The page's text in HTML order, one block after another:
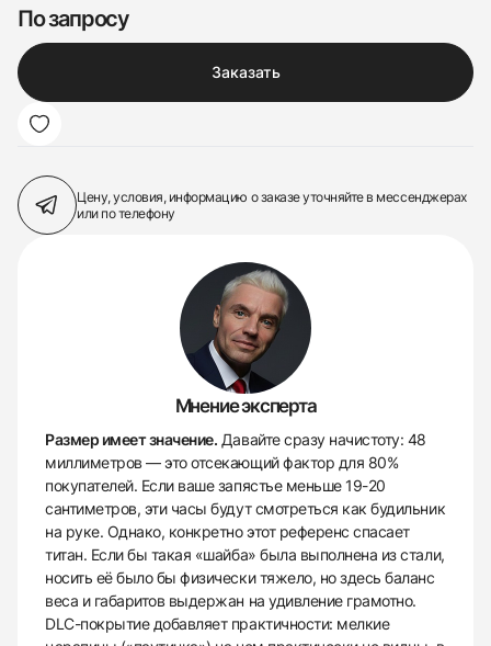
По запросу
Заказать
Цену, условия, информацию о заказеуточняйте в мессенджерах
или по телефону
Мнение эксперта
Размер имеет значение. Давайте сразу начистоту: 48
миллиметров — это отсекающий фактор для 80%
покупателей. Если ваше запястье меньше 19-20
сантиметров, эти часы будут смотреться как будильник
на руке. Однако, конкретно этот референс спасает
титан. Если бы такая «шайба» была выполнена из стали,
носить её было бы физически тяжело, но здесь баланс
веса и габаритов выдержан на удивление грамотно.
DLC-покрытие добавляет практичности: мелкие